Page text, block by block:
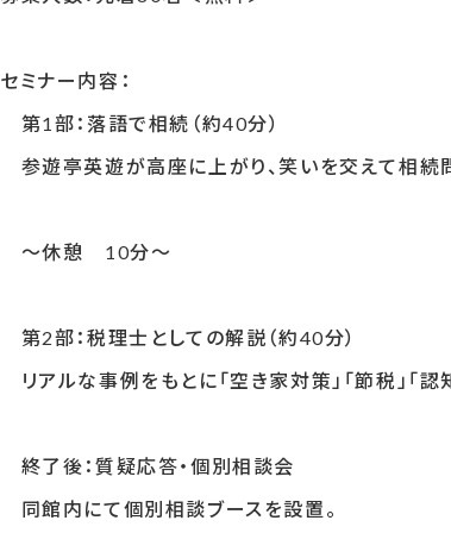
セミナー内容：
第1部：落語で相続（約40分）
参遊亭英遊が高座に上がり、笑いを交えて相続
〜休憩 10分〜
第2部：税理士としての解説（約40分）
リアルな事例をもとに「空き家対策」「節税」「
終了後：質疑応答・個別相談会
同館内にて個別相談ブースを設置。